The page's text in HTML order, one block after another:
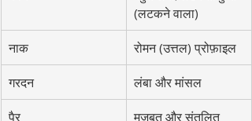
(लटकने वाला)
नाक रोमन (उत्तल) प्रोफ़ाइल
गरदन लंबा और मांसल
पैर मजबूत और संतुलित